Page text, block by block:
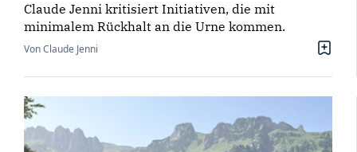
Claude Jenni kritisiert Initiativen, die mit
minimalem Rückhalt an die Urne kommen.
Von Claude Jenni